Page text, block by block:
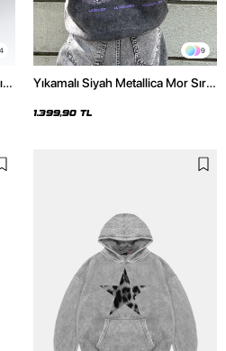
4 9
Yıkamalı Siyah Metallica Mor Sırt
Hoodie
1.399,90 TL